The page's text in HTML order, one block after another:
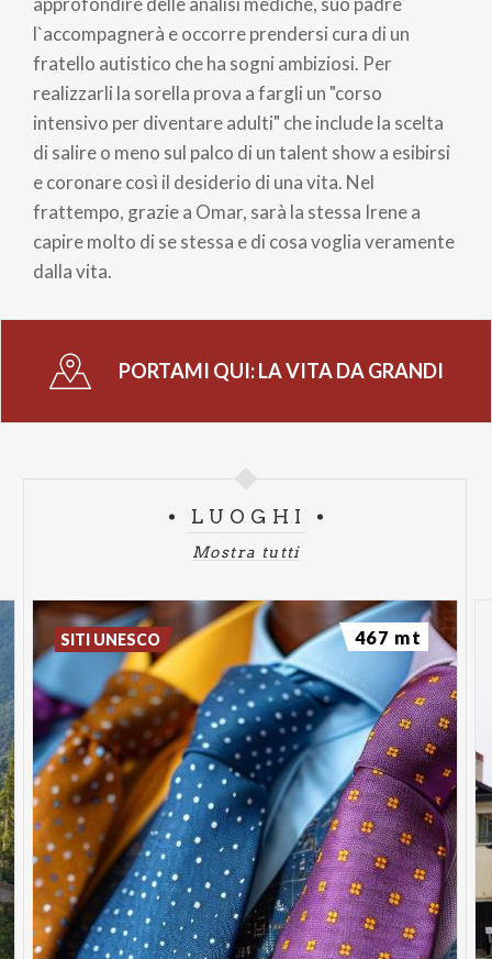
l`accompagnerà e occorre prendersi cura di un
fratello autistico che ha sogni ambiziosi. Per
realizzarli la sorella prova a fargli un "corso
intensivo per diventare adulti" che include la scelta
di salire o meno sul palco di un talent show a esibirsi
e coronare così il desiderio di una vita. Nel
frattempo, grazie a Omar, sarà la stessa Irene a
capire molto di se stessa e di cosa voglia veramente
dalla vita.
PORTAMI QUI:LA VITA DA GRANDI
LUOGHI
Mostra tutti
SITI UNESCO 467 mt